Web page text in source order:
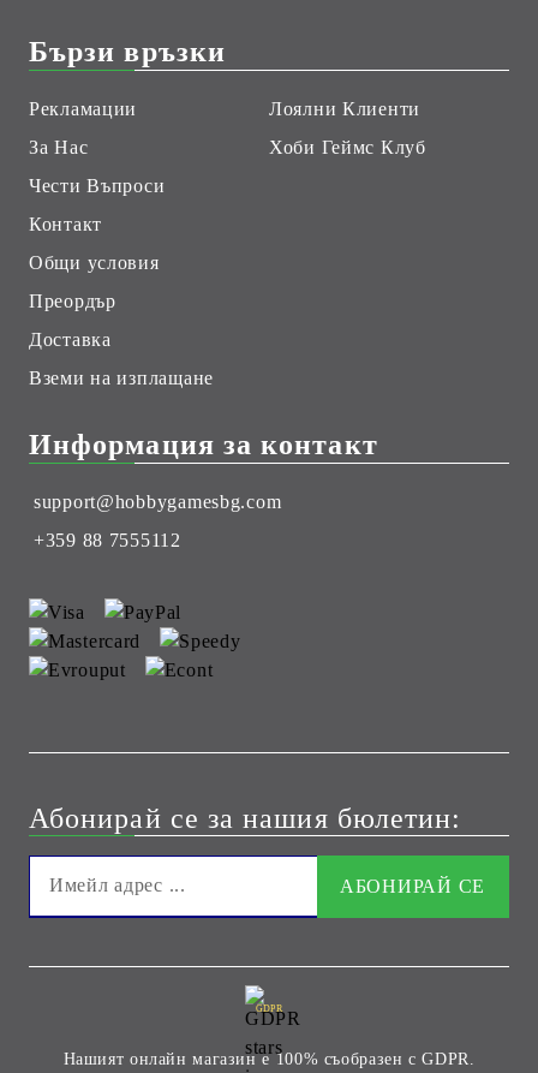
Бързи връзки
Рекламации
За Нас
Чести Въпроси
Контакт
Общи условия
Преордър
Доставка
Вземи на изплащане
Лоялни Клиенти
Хоби Геймс Клуб
Информация за контакт
support@hobbygamesbg.com
+359 88 7555112
Абонирай се за нашия бюлетин:
GDPR
Нашият онлайн магазин е 100% съобразен с GDPR.